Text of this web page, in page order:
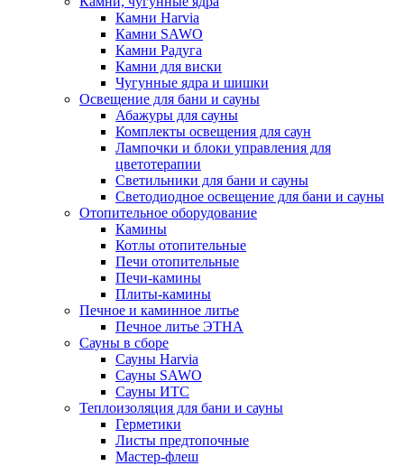
Камни Harvia
Камни SAWO
Камни Радуга
Камни для виски
Чугунные ядра и шишки
Освещение для бани и сауны
Абажуры для сауны
Комплекты освещения для саун
Лампочки и блоки управления для
цветотерапии
Светильники для бани и сауны
Светодиодное освещение для бани и сауны
Отопительное оборудование
Камины
Котлы отопительные
Печи отопительные
Печи-камины
Плиты-камины
Печное и каминное литье
Печное литье ЭТНА
Сауны в сборе
Cауны Harvia
Сауны SAWO
Сауны ИТС
Теплоизоляция для бани и сауны
Герметики
Листы предтопочные
Мастер-флеш